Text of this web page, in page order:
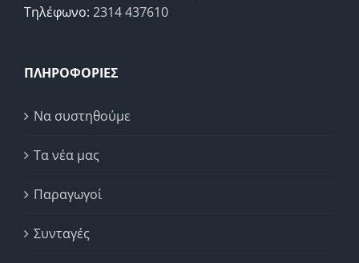
Τηλέφωνο: 2314 437610
ΠΛΗΡΟΦΟΡΙΕΣ
Να συστηθούμε
Τα νέα μας
Παραγωγοί
Συνταγές